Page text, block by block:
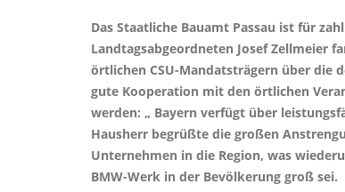
Das Staatliche Bauamt Passau ist für
Landtagsabgeordneten Josef Zellmeier
örtlichen CSU-Mandatsträgern über die
gute Kooperation mit den örtlichen
werden: „ Bayern verfügt über
Hausherr begrüßte die großen
Unternehmen in die Region, was
BMW-Werk in der Bevölkerung groß sei.